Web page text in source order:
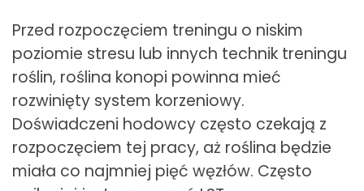
Przed rozpoczęciem treningu o niskim
poziomie stresu lub innych technik treningu
roślin, roślina konopi powinna mieć
rozwinięty system korzeniowy.
Doświadczeni hodowcy często czekają z
rozpoczęciem tej pracy, aż roślina będzie
miała co najmniej pięć węzłów. Często